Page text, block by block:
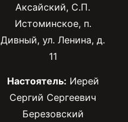
Аксайский, С.П.
Истоминское, п.
Дивный, ул. Ленина, д.
11
Настоятель: Иерей
Сергий Сергеевич
Березовский